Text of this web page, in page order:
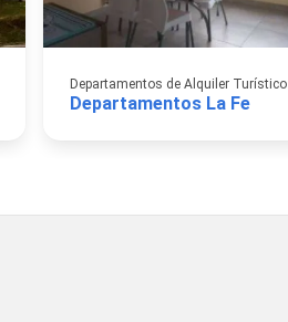
Departamentos de Alquiler Turístico
Departamentos La Fe